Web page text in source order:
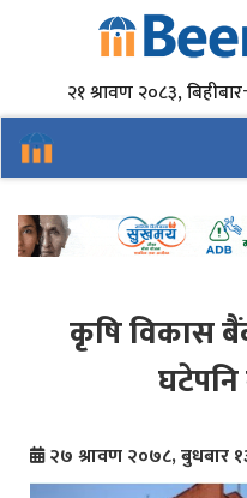
२१ श्रावण २०८३, बिहीबार
कृषि विकास
२७ श्रावण २०७८, बुधबार